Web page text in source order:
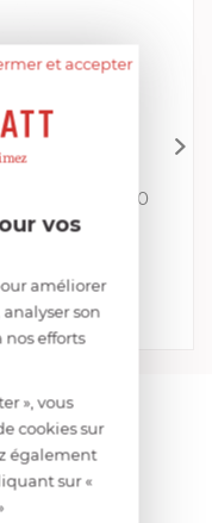
3100-3200
48H
Comparer
et accepter
vos
améliorer
son
efforts
», vous
cookies sur
également
sur «